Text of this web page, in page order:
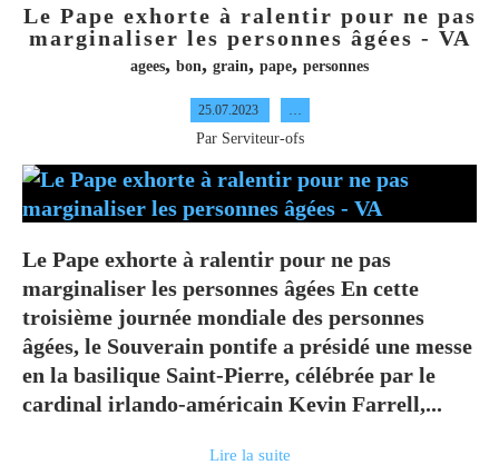
Le Pape exhorte à ralentir pour ne pas
marginaliser les personnes âgées - VA
agees, bon, grain, pape, personnes
25.07.2023 …
Par Serviteur-ofs
Le Pape exhorte à ralentir pour ne pas
marginaliser les personnes âgées En cette
troisième journée mondiale des personnes
âgées, le Souverain pontife a présidé une messe
en la basilique Saint-Pierre, célébrée par le
cardinal irlando-américain Kevin Farrell,...
Lire la suite